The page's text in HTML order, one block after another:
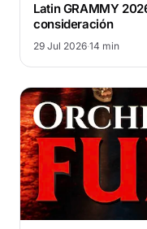
Latin GRAMMY
consideración
29 Jul 2026·14 min